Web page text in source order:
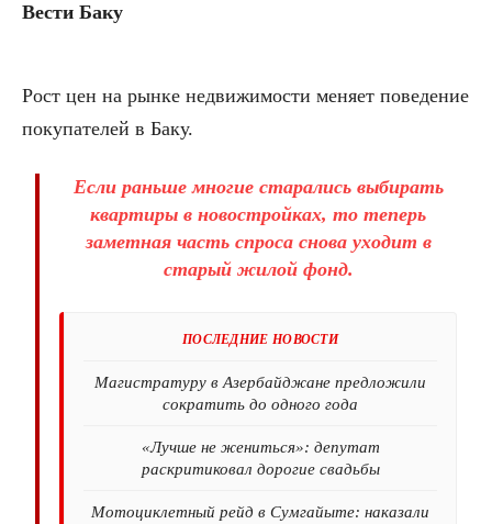
Вести Баку
Рост цен на рынке недвижимости меняет поведение
покупателей в Баку.
Если раньше многие старались выбирать
квартиры в новостройках, то теперь
заметная часть спроса снова уходит в
старый жилой фонд.
ПОСЛЕДНИЕ НОВОСТИ
Магистратуру в Азербайджане предложили
сократить до одного года
«Лучше не жениться»: депутат
раскритиковал дорогие свадьбы
Мотоциклетный рейд в Сумгайыте: наказали